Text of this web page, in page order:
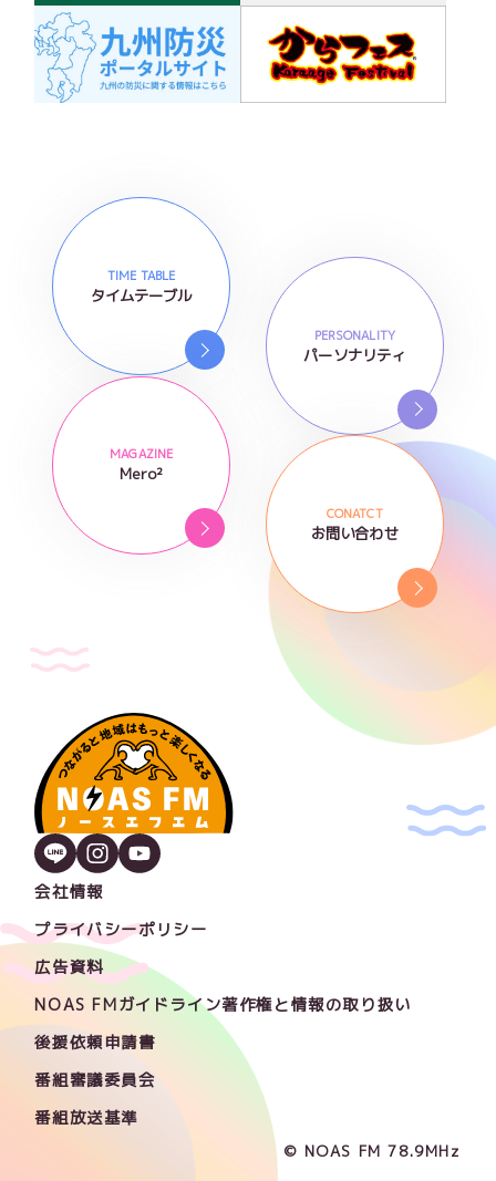
TIME TABLE
タイムテーブル
PERSONALITY
パーソナリティ
MAGAZINE
Mero²
CONATCT
お問い合わせ
会社情報
プライバシーポリシー
広告資料
NOAS FMガイドライン著作権と情報の取り扱い
後援依頼申請書
番組審議委員会
番組放送基準
© NOAS FM 78.9MHz